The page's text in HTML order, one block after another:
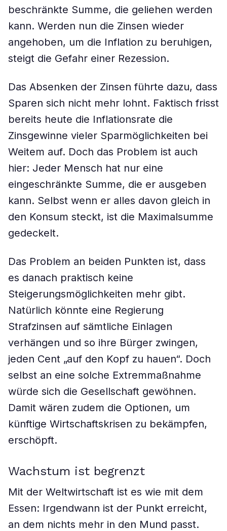
beschränkte Summe, die geliehen werden
kann. Werden nun die Zinsen wieder
angehoben, um die Inflation zu beruhigen,
steigt die Gefahr einer Rezession.
Das Absenken der Zinsen führte dazu, dass
Sparen sich nicht mehr lohnt. Faktisch frisst
bereits heute die Inflationsrate die
Zinsgewinne vieler Sparmöglichkeiten bei
Weitem auf. Doch das Problem ist auch
hier: Jeder Mensch hat nur eine
eingeschränkte Summe, die er ausgeben
kann. Selbst wenn er alles davon gleich in
den Konsum steckt, ist die Maximalsumme
gedeckelt.
Das Problem an beiden Punkten ist, dass
es danach praktisch keine
Steigerungsmöglichkeiten mehr gibt.
Natürlich könnte eine Regierung
Strafzinsen auf sämtliche Einlagen
verhängen und so ihre Bürger zwingen,
jeden Cent „auf den Kopf zu hauen“. Doch
selbst an eine solche Extremmaßnahme
würde sich die Gesellschaft gewöhnen.
Damit wären zudem die Optionen, um
künftige Wirtschaftskrisen zu bekämpfen,
erschöpft.
Wachstum ist begrenzt
Mit der Weltwirtschaft ist es wie mit dem
Essen: Irgendwann ist der Punkt erreicht,
an dem nichts mehr in den Mund passt.